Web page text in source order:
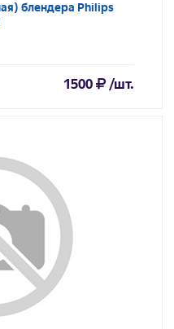
блендера Philips
1500 /шт.